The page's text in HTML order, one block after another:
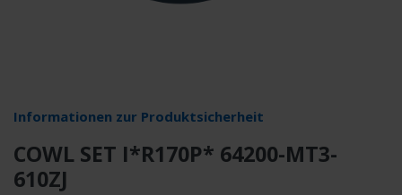
Informationen zur Produktsicherheit
COWL SET I*R170P* 64200-MT3-
610ZJ